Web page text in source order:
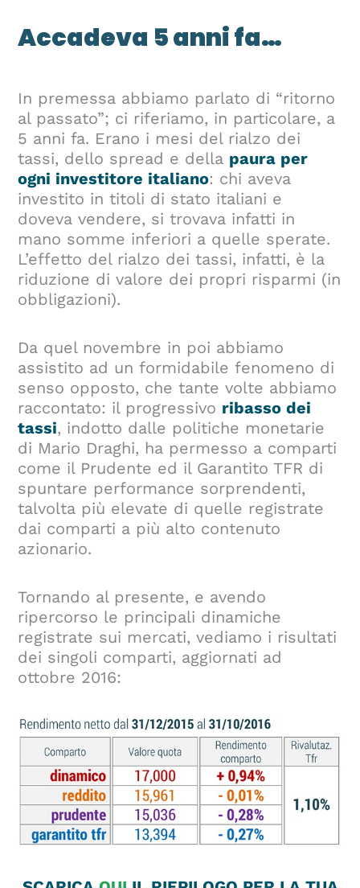
Accadeva 5 anni fa…
In premessa abbiamo parlato di “ritorno
al passato”; ci riferiamo, in particolare, a
5 anni fa. Erano i mesi del rialzo dei
tassi, dello spread e della paura per
ogni investitore italiano: chi aveva
investito in titoli di stato italiani e
doveva vendere, si trovava infatti in
mano somme inferiori a quelle sperate.
L’effetto del rialzo dei tassi, infatti, è la
riduzione di valore dei propri risparmi (in
obbligazioni).
Da quel novembre in poi abbiamo
assistito ad un formidabile fenomeno di
senso opposto, che tante volte abbiamo
raccontato: il progressivo ribasso dei
tassi, indotto dalle politiche monetarie
di Mario Draghi, ha permesso a comparti
come il Prudente ed il Garantito TFR di
spuntare performance sorprendenti,
talvolta più elevate di quelle registrate
dai comparti a più alto contenuto
azionario.
Tornando al presente, e avendo
ripercorso le principali dinamiche
registrate sui mercati, vediamo i risultati
dei singoli comparti, aggiornati ad
ottobre 2016: